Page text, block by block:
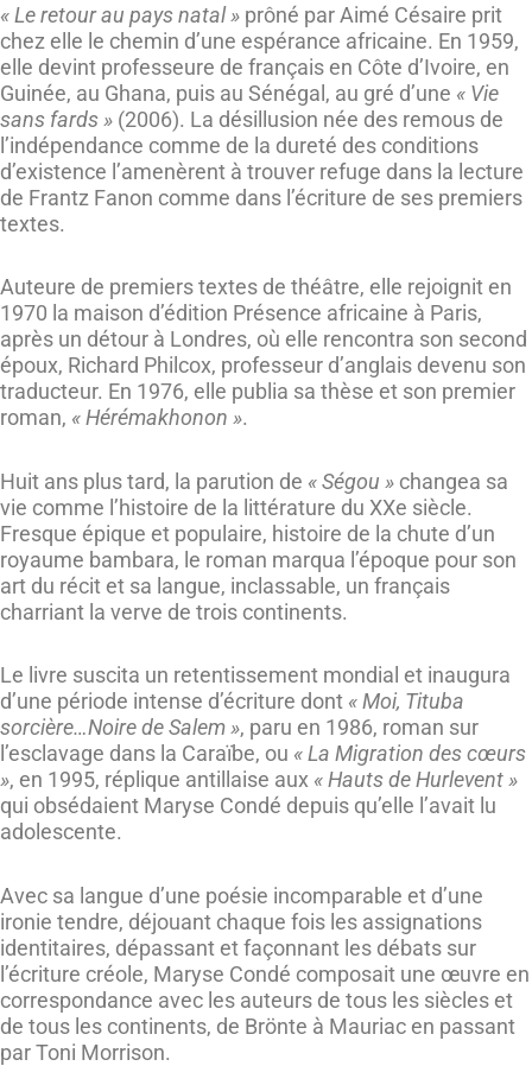
« Le retour au pays natal » prôné par Aimé Césaire prit
chez elle le chemin d’une espérance africaine. En 1959,
elle devint professeure de français en Côte d’Ivoire, en
Guinée, au Ghana, puis au Sénégal, au gré d’une « Vie
sans fards » (2006). La désillusion née des remous de
l’indépendance comme de la dureté des conditions
d’existence l’amenèrent à trouver refuge dans la lecture
de Frantz Fanon comme dans l’écriture de ses premiers
textes.
Auteure de premiers textes de théâtre, elle rejoignit en
1970 la maison d’édition Présence africaine à Paris,
après un détour à Londres, où elle rencontra son second
époux, Richard Philcox, professeur d’anglais devenu son
traducteur. En 1976, elle publia sa thèse et son premier
roman, « Hérémakhonon ».
Huit ans plus tard, la parution de « Ségou » changea sa
vie comme l’histoire de la littérature du XXe siècle.
Fresque épique et populaire, histoire de la chute d’un
royaume bambara, le roman marqua l’époque pour son
art du récit et sa langue, inclassable, un français
charriant la verve de trois continents.
Le livre suscita un retentissement mondial et inaugura
d’une période intense d’écriture dont « Moi, Tituba
sorcière…Noire de Salem », paru en 1986, roman sur
l’esclavage dans la Caraïbe, ou « La Migration des cœurs
», en 1995, réplique antillaise aux « Hauts de Hurlevent »
qui obsédaient Maryse Condé depuis qu’elle l’avait lu
adolescente.
Avec sa langue d’une poésie incomparable et d’une
ironie tendre, déjouant chaque fois les assignations
identitaires, dépassant et façonnant les débats sur
l’écriture créole, Maryse Condé composait une œuvre en
correspondance avec les auteurs de tous les siècles et
de tous les continents, de Brönte à Mauriac en passant
par Toni Morrison.